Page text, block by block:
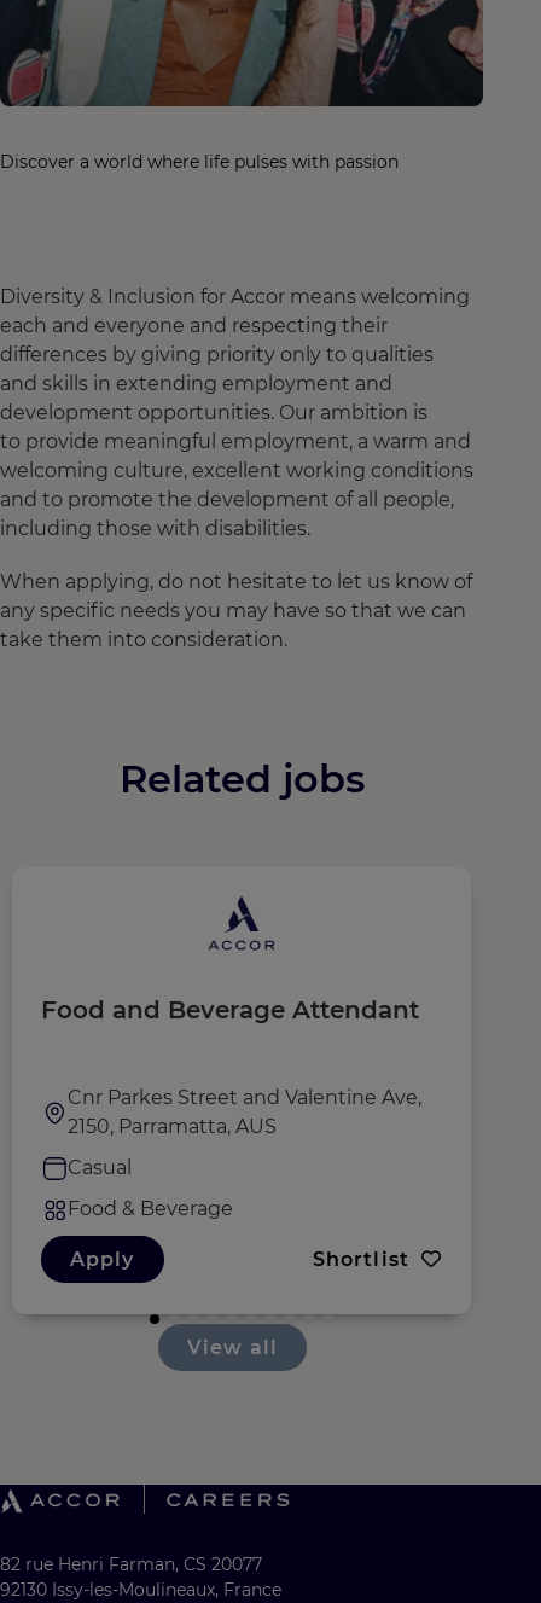
Discover a world where life pulses with passion
Diversity & Inclusion for Accor means welcoming
each and everyone and respecting their
differences by giving priority only to qualities
and skills in extending employment and
development opportunities. Our ambition is
to provide meaningful employment, a warm and
welcoming culture, excellent working conditions
and to promote the development of all people,
including those with disabilities.
When applying, do not hesitate to let us know of
any specific needs you may have so that we can
take them into consideration.
Related jobs
Food and Beverage Attendant
Cnr Parkes Street and Valentine Ave,
2150, Parramatta, AUS
Casual
Food & Beverage
Apply Shortlist
View all
82 rue Henri Farman, CS 20077
92130 Issy-les-Moulineaux, France